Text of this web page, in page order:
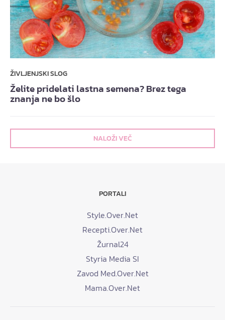
ŽIVLJENJSKI SLOG
Želite pridelati lastna semena? Brez tega
znanja ne bo šlo
NALOŽI VEČ
PORTALI
Style.Over.Net
Recepti.Over.Net
Žurnal24
Styria Media SI
Zavod Med.Over.Net
Mama.Over.Net